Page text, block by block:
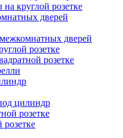
круглой розетке
дверей
дверей
розетке
розетке
цилиндр
розетке
розетке